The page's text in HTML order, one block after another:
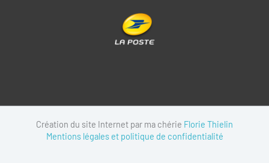
Création du site Internet par ma chérie Florie Thielin
Mentions légales et politique de confidentialité